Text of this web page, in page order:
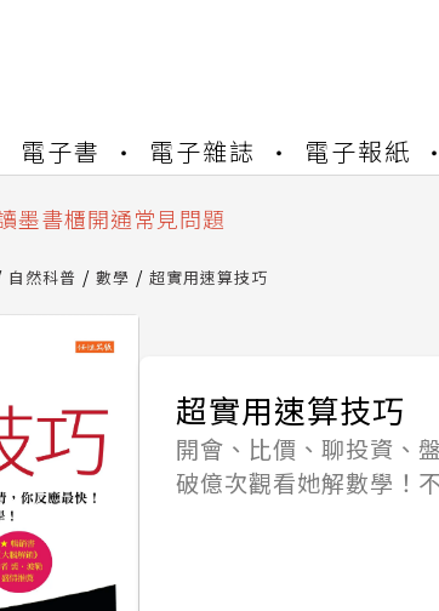
電子書 電子雜誌 電子報紙
讀墨系統維護中，本站同步暫停部
墨書櫃開通常見問題
店服務升級重要說明及資產合併結果查詢
讀墨系統維護中，本站同步暫停部
自然科普 數學 超實用速算技巧
超實用速算技巧
開會、比價、聊投資、
破億次觀看她解數學！